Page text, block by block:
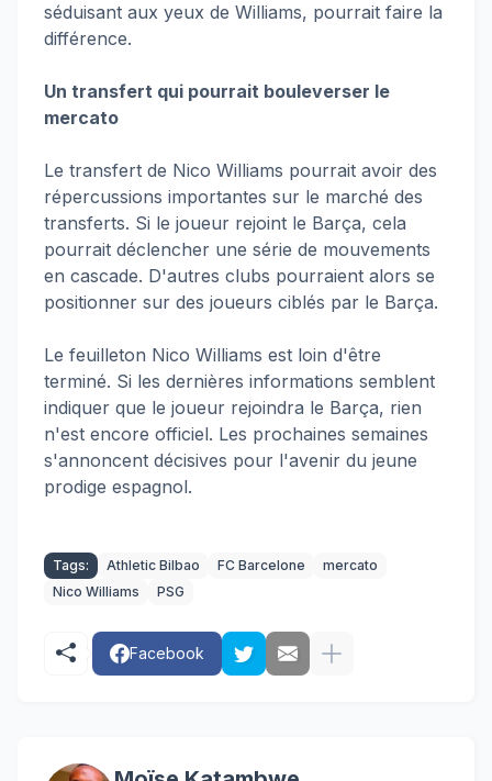
séduisant aux yeux de Williams, pourrait faire la
différence.
Un transfert qui pourrait bouleverser le
mercato
Le transfert de Nico Williams pourrait avoir des
répercussions importantes sur le marché des
transferts. Si le joueur rejoint le Barça, cela
pourrait déclencher une série de mouvements
en cascade. D'autres clubs pourraient alors se
positionner sur des joueurs ciblés par le Barça.
Le feuilleton Nico Williams est loin d'être
terminé. Si les dernières informations semblent
indiquer que le joueur rejoindra le Barça, rien
n'est encore officiel. Les prochaines semaines
s'annoncent décisives pour l'avenir du jeune
prodige espagnol.
Tags: Athletic Bilbao FC Barcelone
mercato
Nico Williams
PSG
Facebook